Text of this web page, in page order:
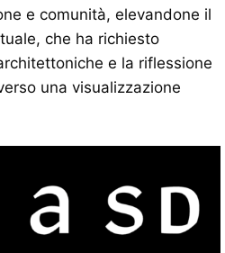
e comunità, elevandone il
che ha richiesto
e la riflessione
una visualizzazione